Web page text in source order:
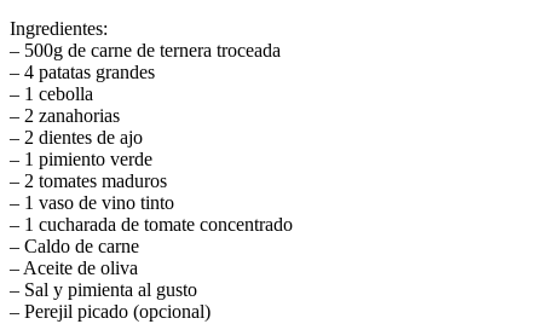
Ingredientes:
– 500g de carne de ternera troceada
– 4 patatas grandes
– 1 cebolla
– 2 zanahorias
– 2 dientes de ajo
– 1 pimiento verde
– 2 tomates maduros
– 1 vaso de vino tinto
– 1 cucharada de tomate concentrado
– Caldo de carne
– Aceite de oliva
– Sal y pimienta al gusto
– Perejil picado (opcional)